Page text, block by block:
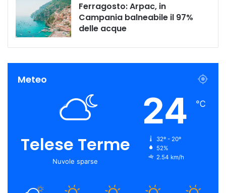
Ferragosto: Arpac, in
Campania balneabile il 97%
delle acque
Meteo
Telese Terme
Nuvole sparse
24 ℃
32º - 20º
52%
2.54 km/h